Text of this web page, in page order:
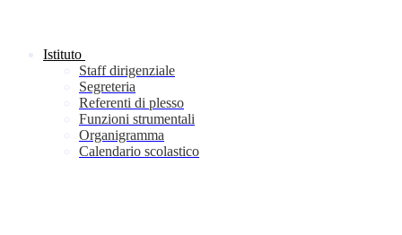
Istituto
Staff dirigenziale
Segreteria
Referenti di plesso
Funzioni strumentali
Organigramma
Calendario scolastico